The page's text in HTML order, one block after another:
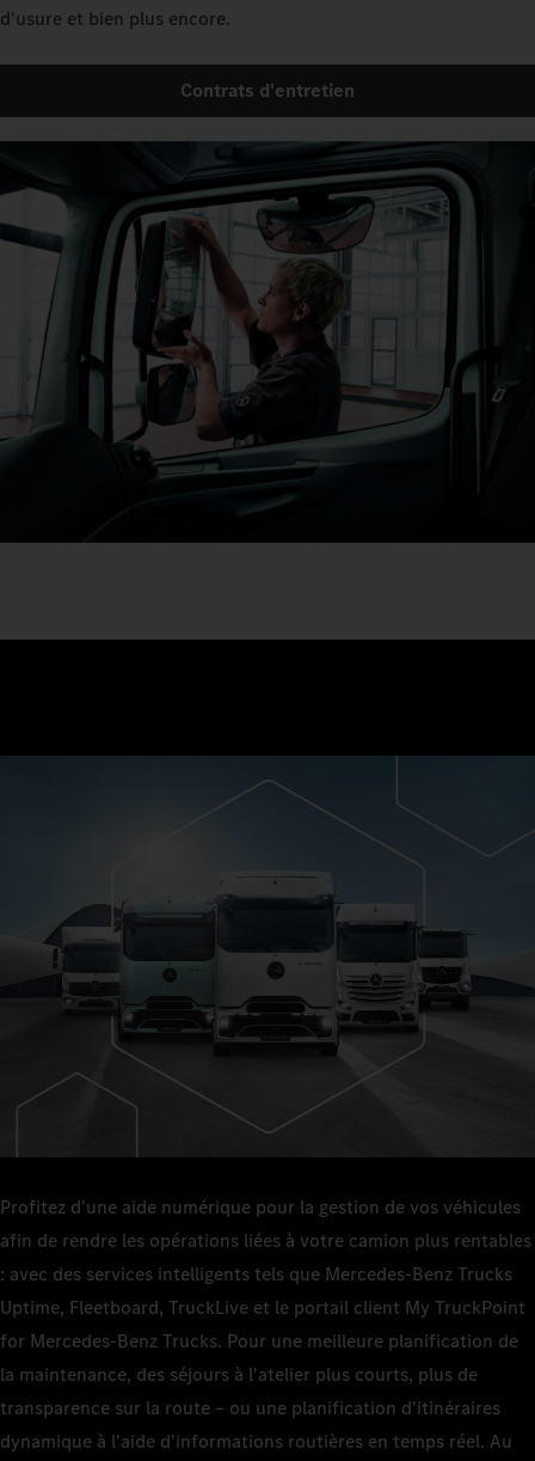
d'usure et bien plus encore.
Contrats d'entretien
Profitez d'une aide numérique pour la gestion de vos véhicules
afin de rendre les opérations liées à votre camion plus rentables
: avec des services intelligents tels que Mercedes-Benz Trucks
Uptime, Fleetboard, TruckLive et le portail client My TruckPoint
for Mercedes-Benz Trucks. Pour une meilleure planification de
la maintenance, des séjours à l'atelier plus courts, plus de
transparence sur la route – ou une planification d'itinéraires
dynamique à l'aide d'informations routières en temps réel. Au